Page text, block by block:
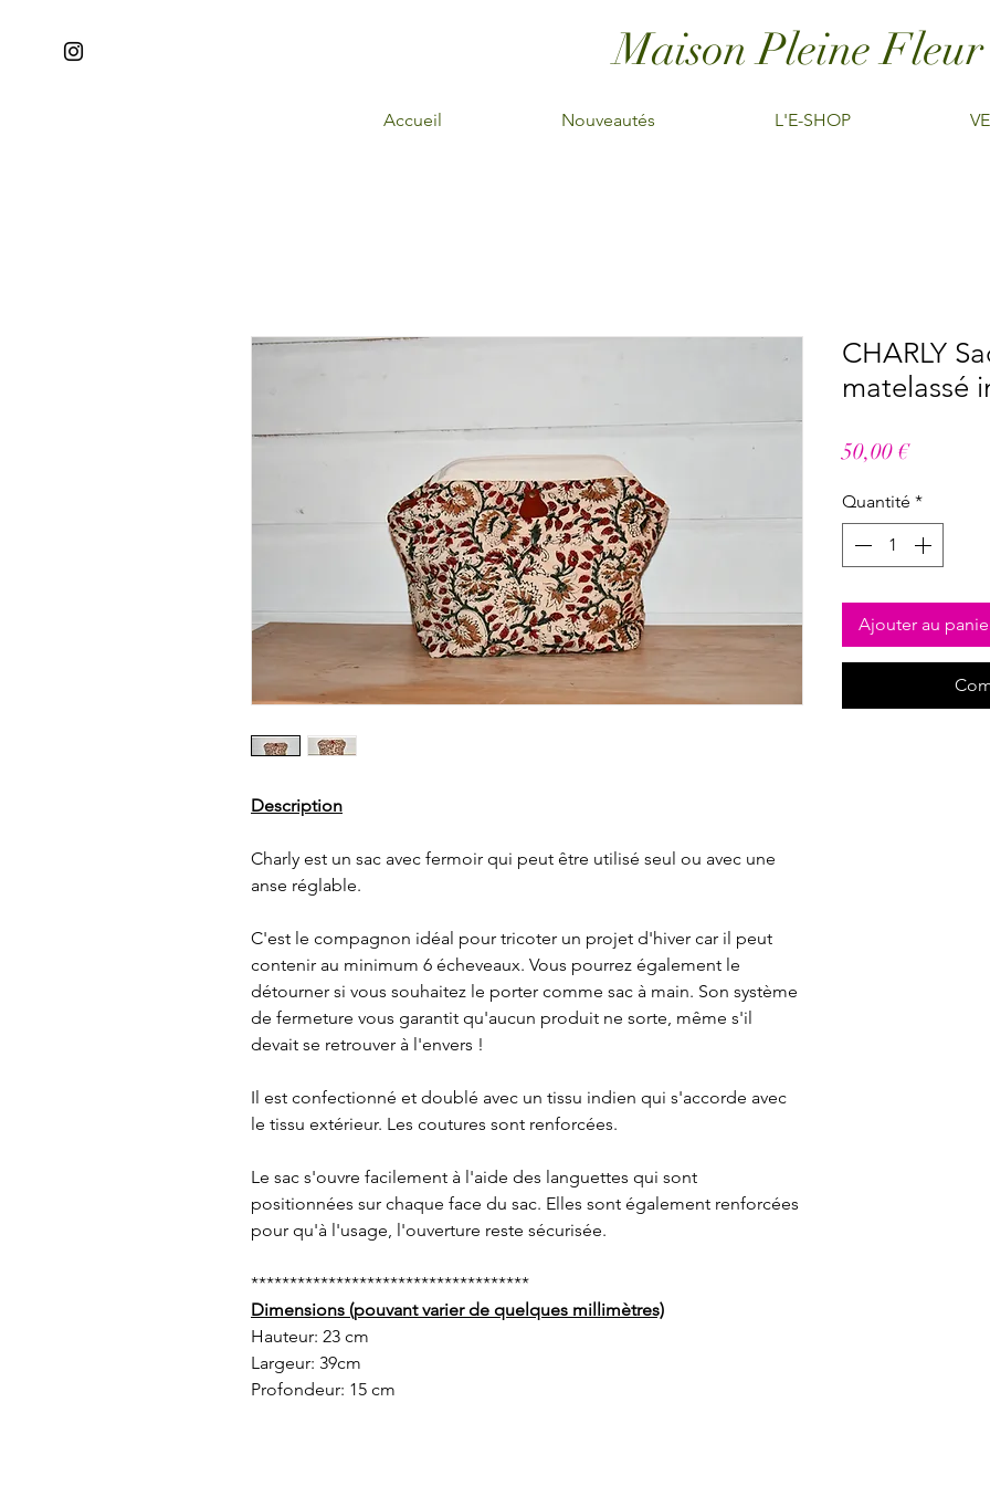
Maison Pleine Fleur
Accueil Nouveautés L'E-SHOP
Description
Charly est un sac avec fermoir qui peut être utilisé seul ou avec une
anse réglable.
C'est le compagnon idéal pour tricoter un projet d'hiver car il peut
contenir au minimum 6 écheveaux. Vous pourrez également le
détourner si vous souhaitez le porter comme sac à main. Son système
de fermeture vous garantit qu'aucun produit ne sorte, même s'il
devait se retrouver à l'envers !
Il est confectionné et doublé avec un tissu indien qui s'accorde avec
le tissu extérieur. Les coutures sont renforcées.
Le sac s'ouvre facilement à l'aide des languettes qui sont
positionnées sur chaque face du sac. Elles sont également renforcées
pour qu'à l'usage, l'ouverture reste sécurisée.
************************************
Dimensions (pouvant varier de quelques millimètres)
Hauteur: 23 cm
Largeur: 39cm
Profondeur: 15 cm
CHARLY
matelassé
50,00 €Prix
Quantité *
Ajouter au